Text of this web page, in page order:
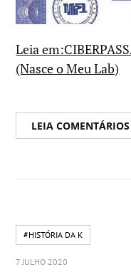
Leia
(Nasce o Meu Lab)
LEIA COMENTÁRIOS
#HISTÓRIA DA K
7 JULHO 2020